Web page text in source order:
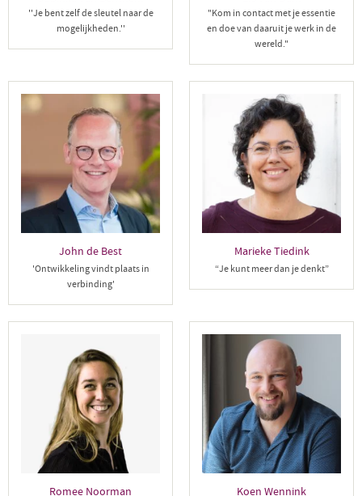
''Je bent zelf de sleutel naar de
mogelijkheden.''
"Kom in contact met je essentie
en doe van daaruit je werk in de
wereld."
John de Best
'Ontwikkeling vindt plaats in
verbinding'
Marieke Tiedink
“Je kunt meer dan je denkt”
Romee Noorman Koen Wennink